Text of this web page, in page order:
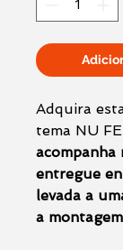
Adquira
tema NU
acompanha
entregue
levada a
a